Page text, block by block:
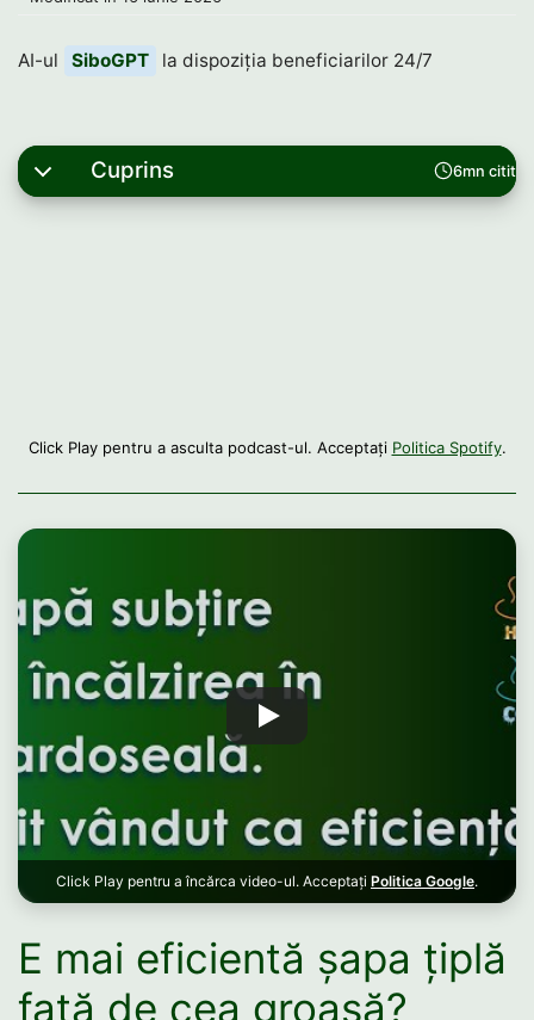
AI-ul SiboGPT la dispoziția beneficiarilor 24/7
6mn citit
Cuprins
Click Play pentru a asculta podcast-ul. Acceptați Politica Spotify.
Click Play pentru a încărca video-ul. Acceptați Politica Google.
E mai eficientă șapa țiplă
față de cea groasă?